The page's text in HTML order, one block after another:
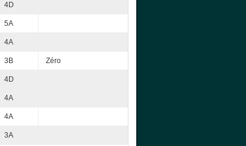
4D
5A
4A
3B Zéro
4D
4A
4A
3A